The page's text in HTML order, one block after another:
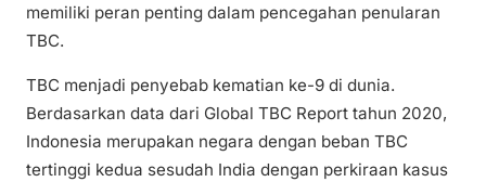
memiliki peran penting dalam pencegahan penularan
TBC.
TBC menjadi penyebab kematian ke-9 di dunia.
Berdasarkan data dari Global TBC Report tahun 2020,
Indonesia merupakan negara dengan beban TBC
tertinggi kedua sesudah India dengan perkiraan kasus